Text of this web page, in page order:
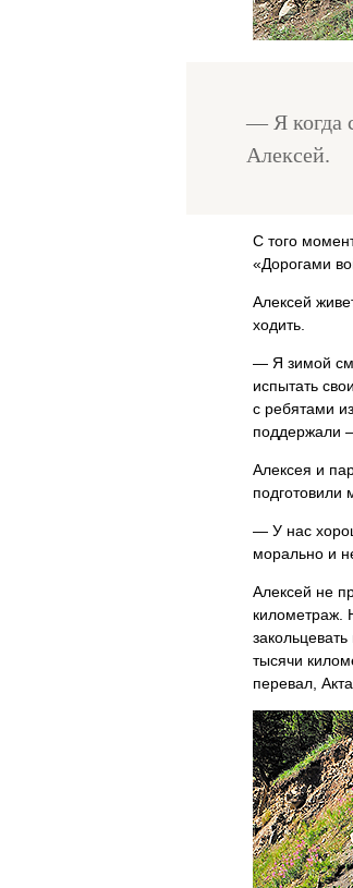
— Я когда
Алексей.
С того
«Дорогами
Алексей
ходить.
— Я зимой
испытать
с ребятами
поддержали
Алексея и
подготовили
— У нас
морально и
Алексей не
километраж.
тысячи
перевал,